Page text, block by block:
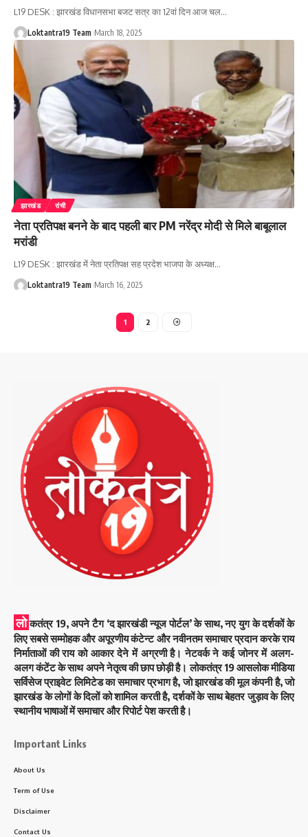
L19 DESK : झारखंड विधानसभा बजट सत्र का 12वां दिन आज चल…
Loktantra19 Team March 18, 2025
झारखंड रांची
नेता प्रतिपक्ष बनने के बाद पहली बार PM नरेंद्र मोदी से मिले बाबूलाल
मरांडी
L19 DESK : झारखंड में नेता प्रतिपक्ष सह प्रदेश भाजपा के अध्यक्ष…
Loktantra19 Team March 16, 2025
1 2
लो कतंत्र 19, अपने टैग ‘द झारखंडी न्यूज पोर्टल’ के साथ, नए युग के दर्शकों के
लिए सबसे सम्मोहक और अपूरणीय कंटेन्ट और नवीनतम समाचार प्रदान करके राय
निर्माताओं की राय को आकार देने में अग्रणी है। नेटवर्क ने कई जोनर में अलग-
अलग कंटेंट के साथ अपने नेतृत्व की छाप छोड़ी है। लोकतंत्र 19 आसलोक मीडिया
सर्विसेज प्राइवेट लिमिटेड का समाचार प्रभाग है, जो झारखंड की मूल कंपनी है, जो
झारखंड के लोगों के दिलों को शामिल करती है, दर्शकों के साथ बेहतर जुड़ाव के लिए
स्थानीय भाषाओं में समाचार और रिपोर्ट पेश करती है।
Important Links
About Us
Term of Use
Disclaimer
Contact Us